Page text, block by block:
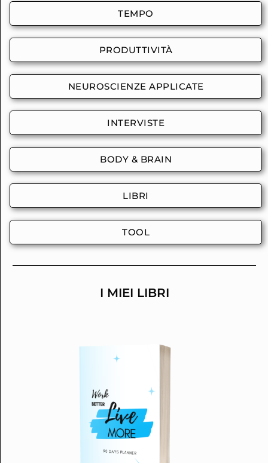
TEMPO
PRODUTTIVITÀ
NEUROSCIENZE APPLICATE
INTERVISTE
BODY & BRAIN
LIBRI
TOOL
I MIEI LIBRI